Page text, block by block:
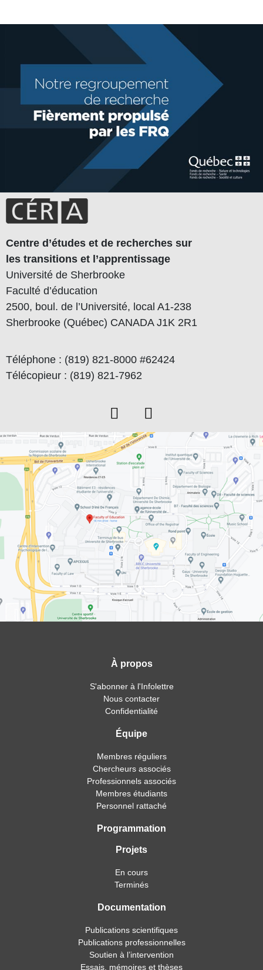
Centre d’études et de recherches sur
les transitions et l’apprentissage
Université de Sherbrooke
Faculté d’éducation
2500, boul. de l’Université, local A1-238
Sherbrooke (Québec) CANADA J1K 2R1
Téléphone : (819) 821-8000 #62424
Télécopieur : (819) 821-7962
À propos
S'abonner à l'Infolettre
Nous contacter
Confidentialité
Équipe
Membres réguliers
Chercheurs associés
Professionnels associés
Membres étudiants
Personnel rattaché
Programmation
Projets
En cours
Terminés
Documentation
Publications scientifiques
Publications professionnelles
Soutien à l’intervention
Essais, mémoires et thèses